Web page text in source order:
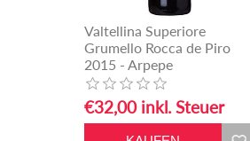
Valtellina Superiore
Grumello Rocca de Piro
2015 - Arpepe
€32,00 inkl. Steuer